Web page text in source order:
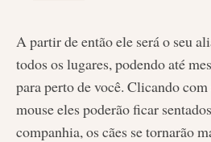
A partir de então ele será o seu
todos os lugares, podendo até
para perto de você. Clicando
mouse eles poderão ficar
companhia, os cães se tornarão